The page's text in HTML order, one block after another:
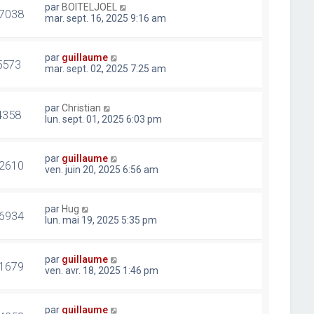
par BOITELJOEL
mar. sept. 16, 2025 9:16 am
par guillaume
mar. sept. 02, 2025 7:25 am
parChristian
lun. sept. 01, 2025 6:03 pm
par guillaume
ven. juin 20, 2025 6:56 am
par Hug
lun. mai 19, 2025 5:35 pm
par guillaume
ven. avr. 18, 2025 1:46 pm
par guillaume